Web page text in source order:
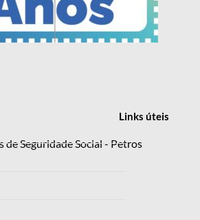
Linksúteis
de Seguridade Social - Petros